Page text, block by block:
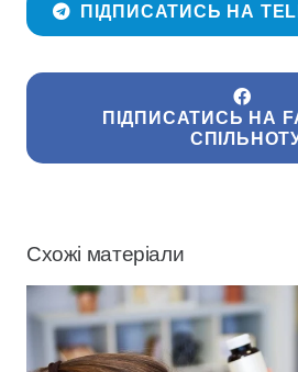
ПІДПИСАТИСЬ НА
ПІДПИСАТИСЬ НА
Схожі матеріали